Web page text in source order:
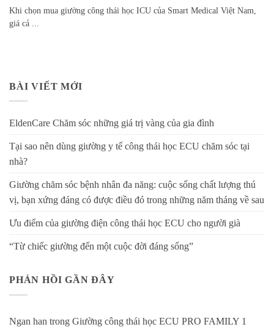
Khi chọn mua giường công thái học ICU của Smart Medical Việt Nam,
giá cả ...
BÀI VIẾT MỚI
EldenCare Chăm sóc những giá trị vàng của gia đình
Tại sao nên dùng giường y tế công thái học ECU chăm sóc tại
nhà?
Giường chăm sóc bệnh nhân đa năng: cuộc sống chất lượng thú
vị, bạn xứng đáng có được điều đó trong những năm tháng về sau
Ưu điểm của giường điện công thái học ECU cho người già
“Từ chiếc giường đến một cuộc đời đáng sống”
PHẢN HỒI GẦN ĐÂY
Ngan han trong Giường công thái học ECU PRO FAMILY 1